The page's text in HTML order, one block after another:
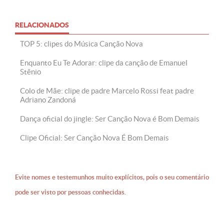
RELACIONADOS
TOP 5: clipes do Música Canção Nova
Enquanto Eu Te Adorar: clipe da canção de Emanuel
Stênio
Colo de Mãe: clipe de padre Marcelo Rossi feat padre
Adriano Zandoná
Dança oficial do jingle: Ser Canção Nova é Bom Demais
Clipe Oficial: Ser Canção Nova É Bom Demais
Evite nomes e testemunhos muito explícitos, pois o seu comentário
pode ser visto por pessoas conhecidas.